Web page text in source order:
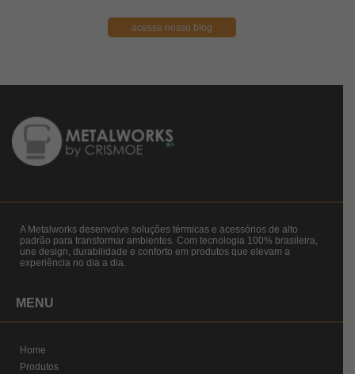
acesse nosso blog
A Metalworks desenvolve soluções térmicas e acessórios de alto
padrão para transformar ambientes. Com tecnologia 100% brasileira,
une design, durabilidade e conforto em produtos que elevam a
experiência no dia a dia.
MENU
Home
Produtos